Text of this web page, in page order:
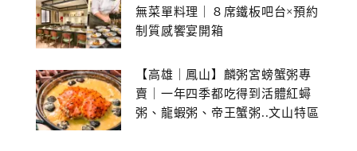
無菜單料理｜８席鐵板吧台×預約
制質感饗宴開箱
【高雄｜鳳山】麟粥宮螃蟹粥專
賣｜一年四季都吃得到活體紅蟳
粥、龍蝦粥、帝王蟹粥..文山特區